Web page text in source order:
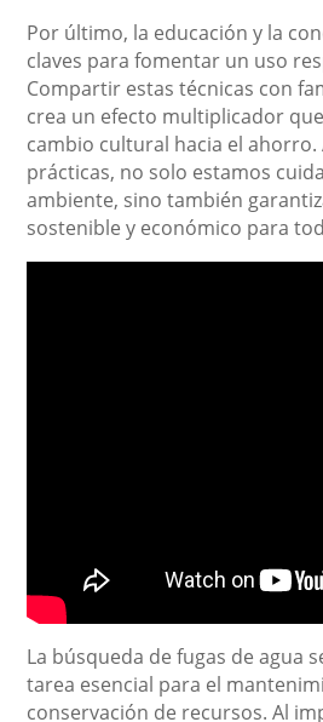
Por último, la educación y la
claves para fomentar un uso
Compartir estas técnicas con
crea un efecto multiplicador
cambio cultural hacia el ahorro.
prácticas, no solo estamos
ambiente, sino también
sostenible y económico para
La búsqueda de fugas de agua
tarea esencial para el
conservación de recursos. Al